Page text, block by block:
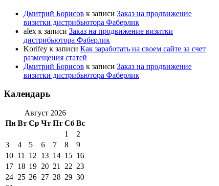
Дмитрий Борисов к записи Заказ на продвижение
визитки дистрибьютора Фаберлик
alex к записи Заказ на продвижение визитки
дистрибьютора Фаберлик
Korifey к записи Как заработать на своем сайте за счет
размещения статей
Дмитрий Борисов к записи Заказ на продвижение
визитки дистрибьютора Фаберлик
Календарь
Август 2026
Пн Вт Ср Чт Пт Сб Вс
1
2
3
4 5 6 7 8
9
10 11 12 13 14 15 16
17 18 19 20 21 22 23
24 25 26 27 28 29 30